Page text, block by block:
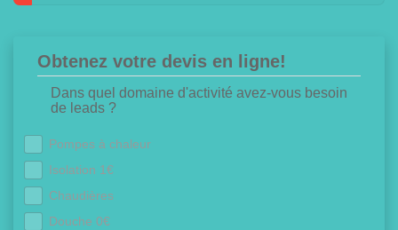
Obtenez votre devis en ligne!
Dans quel domaine d'activité avez-vous besoin
de leads ?
Pompes à chaleur
Isolation 1€
Chaudières
Douche 0€